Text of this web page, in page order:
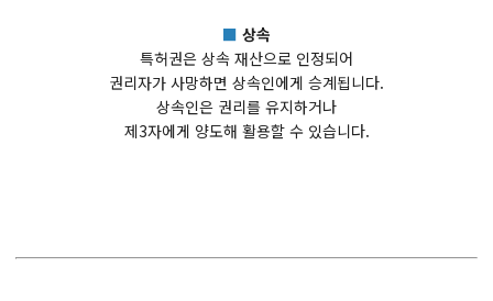
■ 상속
특허권은 상속 재산으로 인정되어
권리자가 사망하면 상속인에게 승계됩니다.
상속인은 권리를 유지하거나
제3자에게 양도해 활용할 수 있습니다.